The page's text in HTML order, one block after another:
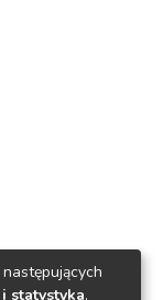
statystyka.